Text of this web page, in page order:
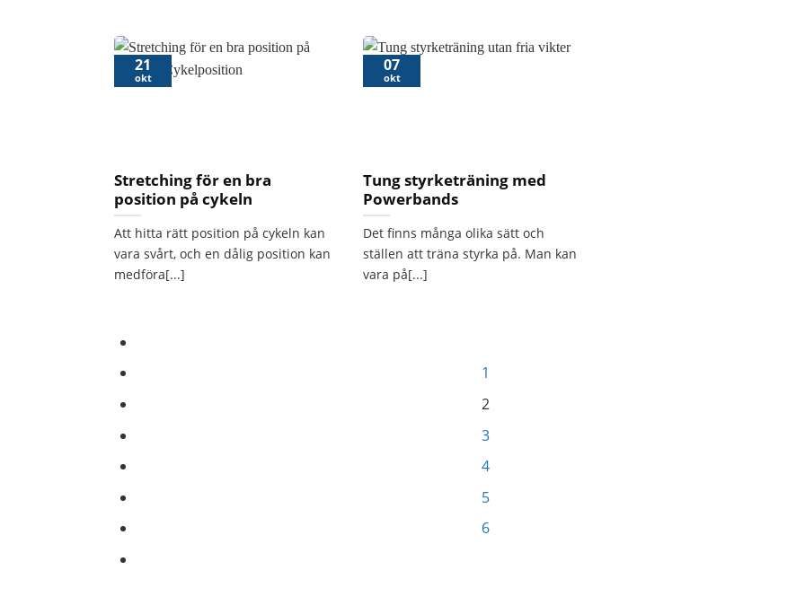
Stretching för en bra
position på cykeln
Att hitta rätt position på cykeln kan
vara svårt, och en dålig position kan
medföra[...]
21
okt
Tung styrketräning med
Powerbands
Det finns många olika sätt och
ställen att träna styrka på. Man kan
vara på[...]
07
okt
1
2
3
4
5
6